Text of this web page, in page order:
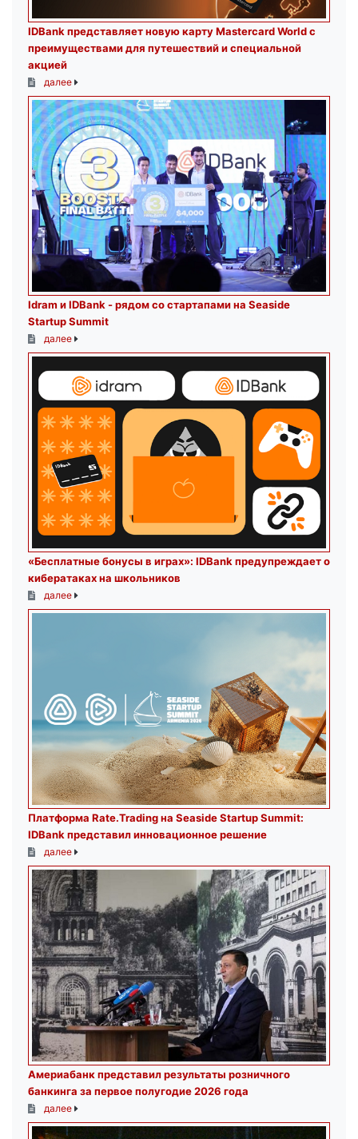
IDBank представляет новую карту Mastercard World с
преимуществами для путешествий и специальной
акцией
далее
Idram и IDBank - рядом со стартапами на Seaside
Startup Summit
далее
«Бесплатные бонусы в играх»: IDBank предупреждает о
кибератаках на школьников
далее
Платформа Rate.Trading на Seaside Startup Summit:
IDBank представил инновационное решение
далее
Америабанк представил результаты розничного
банкинга за первое полугодие 2026 года
далее